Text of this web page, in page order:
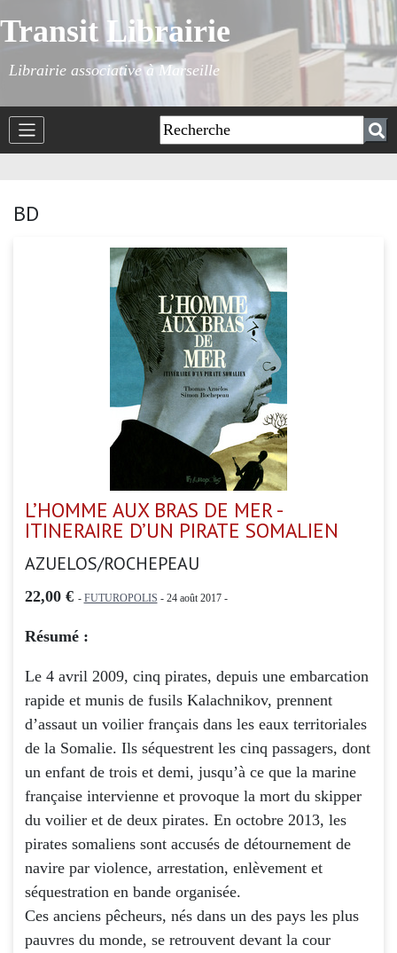
Transit Librairie
Librairie associative à Marseille
BD
L’HOMME AUX BRAS DE MER -
ITINERAIRE D’UN PIRATE SOMALIEN
AZUELOS/ROCHEPEAU
22,00 € - FUTUROPOLIS - 24 août 2017 -
Résumé :
Le 4 avril 2009, cinq pirates, depuis une embarcation
rapide et munis de fusils Kalachnikov, prennent
d’assaut un voilier français dans les eaux territoriales
de la Somalie. Ils séquestrent les cinq passagers, dont
un enfant de trois et demi, jusqu’à ce que la marine
française intervienne et provoque la mort du skipper
du voilier et de deux pirates. En octobre 2013, les
pirates somaliens sont accusés de détournement de
navire par violence, arrestation, enlèvement et
séquestration en bande organisée.
Ces anciens pêcheurs, nés dans un des pays les plus
pauvres du monde, se retrouvent devant la cour